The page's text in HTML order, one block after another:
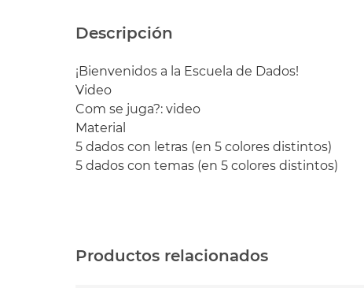
Descripción
¡Bienvenidos a la Escuela de Dados!
Video
Com se juga?: video
Material
5 dados con letras (en 5 colores distintos)
5 dados con temas (en 5 colores distintos)
Productos relacionados